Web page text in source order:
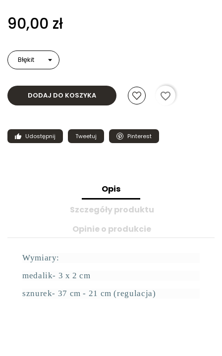
90,00 zł
DODAJ DO KOSZYKA favorite_border
Udostępnij Tweetuj Pinterest
Opis
Szczegóły produktu
Opinie o produkcie
Wymiary:
medalik- 3 x 2 cm
sznurek- 37 cm - 21 cm (regulacja)